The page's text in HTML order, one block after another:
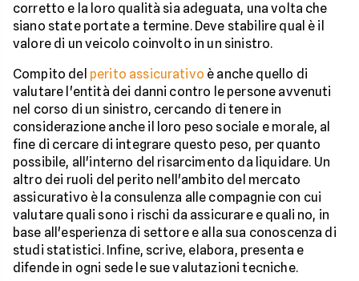
corretto e la loro qualità sia adeguata, una volta che
siano state portate a termine. Deve stabilire qual è il
valore di un veicolo coinvolto in un sinistro.
Compito del perito assicurativo è anche quello di
valutare l'entità dei danni contro le persone avvenuti
nel corso di un sinistro, cercando di tenere in
considerazione anche il loro peso sociale e morale, al
fine di cercare di integrare questo peso, per quanto
possibile, all'interno del risarcimento da liquidare. Un
altro dei ruoli del perito nell'ambito del mercato
assicurativo è la consulenza alle compagnie con cui
valutare quali sono i rischi da assicurare e quali no, in
base all'esperienza di settore e alla sua conoscenza di
studi statistici. Infine, scrive, elabora, presenta e
difende in ogni sede le sue valutazioni tecniche.